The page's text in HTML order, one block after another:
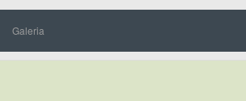
Galeria